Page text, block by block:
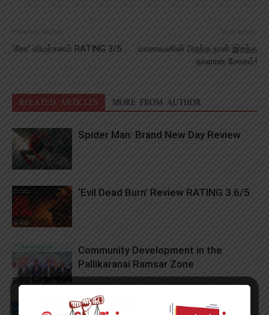
Previous article
‘சீசா’ விமர்சனம் RATING 3/5
Next article
மாணவனின் பிறந்த நாள் இறந்த
நாளான சோகம்!
RELATED ARTICLES MORE FROM AUTHOR
Spider Man: Brand New Day Review
‘Evil Dead Burn’ Review RATING 3.6/5
Community Development in the
Pallikaranai Ramsar Zone
1,000 Successful Robotic Knee